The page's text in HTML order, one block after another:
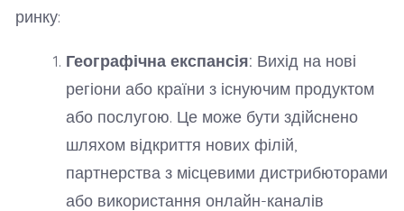
ринку:
Географічна експансія: Вихід на нові
регіони або країни з існуючим продуктом
або послугою. Це може бути здійснено
шляхом відкриття нових філій,
партнерства з місцевими дистрибюторами
або використання онлайн-каналів